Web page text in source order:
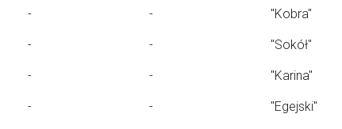
- - "Kobra"
- - "Sokół"
- - "Karina"
- - "Egejski"